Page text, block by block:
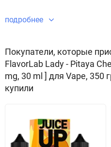
подробнее
Покупатели, которые
FlavorLab Lady - Pitaya
mg, 30 ml ] для Vape, 350
купили